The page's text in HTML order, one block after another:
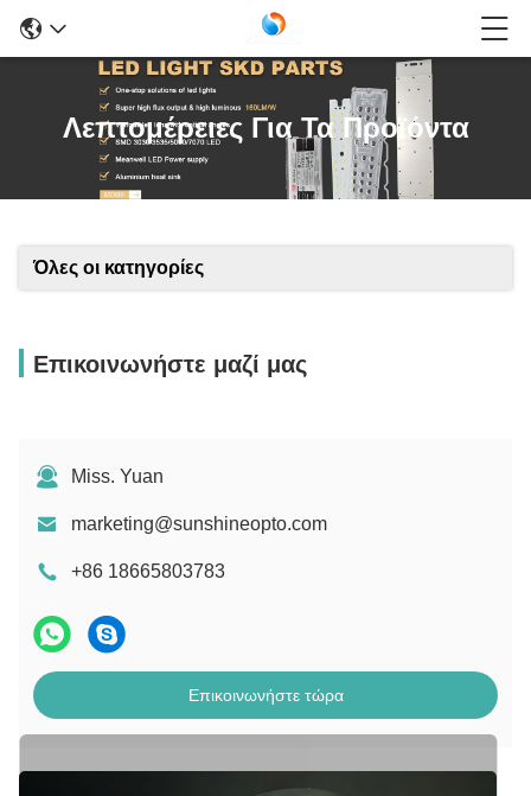
Λεπτομέρειες Για Τα Προϊόντα
Όλες οι κατηγορίες
Επικοινωνήστε μαζί μας
Miss. Yuan
marketing@sunshineopto.com
+86 18665803783
Επικοινωνήστε τώρα